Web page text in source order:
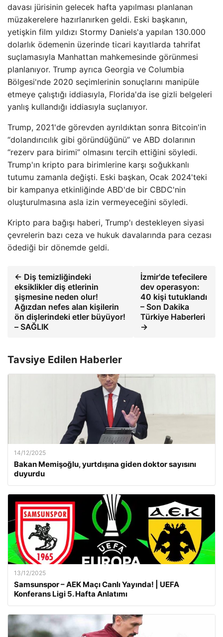
davası jürisinin gelecek hafta yapılması planlanan
müzakerelere hazırlanırken geldi. Eski başkanın,
yetişkin film yıldızı Stormy Daniels'a yapılan 130.000
dolarlık ödemenin üzerinde ticari kayıtlarda tahrifat
suçlamasıyla Manhattan mahkemesinde görünmesi
planlanıyor. Trump ayrıca Georgia ve Columbia
Bölgesi'nde 2020 seçimlerinin sonuçlarını manipüle
etmeye çalıştığı iddiasıyla, Florida'da ise gizli belgeleri
yanlış kullandığı iddiasıyla suçlanıyor.
Trump, 2021'de görevden ayrıldıktan sonra Bitcoin'in
“dolandırıcılık gibi göründüğünü” ve ABD dolarının
“rezerv para birimi” olmasını tercih ettiğini söyledi.
Trump'ın kripto para birimlerine karşı soğukkanlı
tutumu zamanla değişti. Eski başkan, Ocak 2024'teki
bir kampanya etkinliğinde ABD'de bir CBDC'nin
oluşturulmasına asla izin vermeyeceğini söyledi.
Kripto para bağışı haberi, Trump'ı destekleyen siyasi
çevrelerin bazı ceza ve hukuk davalarında para cezası
ödediği bir dönemde geldi.
← Diş temizliğindeki
eksiklikler diş etlerinin
şişmesine neden olur!
Ağızdan nefes alan kişilerin
ön dişlerindeki etler büyüyor!
– SAĞLIK
İzmir'de tefecilere
dev operasyon:
40 kişi tutuklandı
– Son Dakika
Türkiye Haberleri
→
Tavsiye Edilen Haberler
14/12/2025
Bakan Memişoğlu, yurtdışına giden doktor sayısını
duyurdu
13/12/2025
Samsunspor – AEK Maçı Canlı Yayında! | UEFA
Konferans Ligi 5. Hafta Anlatımı